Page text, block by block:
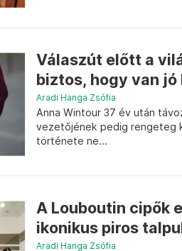
Válaszút előtt a
biztos, hogy van jó
Aradi Hanga Zsófia
Anna Wintour 37 év után
vezetőjének pedig rengeteg
története ne...
A Louboutin cipők
ikonikus piros
Aradi Hanga Zsófia